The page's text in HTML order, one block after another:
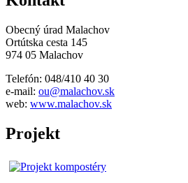
Obecný úrad Malachov
Ortútska cesta 145
974 05 Malachov
Telefón: 048/410 40 30
e-mail: ou@malachov.sk
web: www.malachov.sk
Projekt